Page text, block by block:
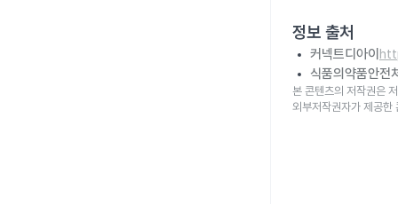
정보 출처
커넥트디아이
식품의약품안전
본 콘텐츠의 저작권은
외부저작권자가 제공한